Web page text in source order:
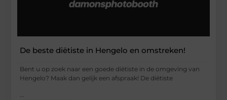
De beste diëtiste in Hengelo en omstreken!
Bent u op zoek naar een goede diëtiste in de omgeving van
Hengelo? Maak dan gelijk een afspraak! De diëtiste